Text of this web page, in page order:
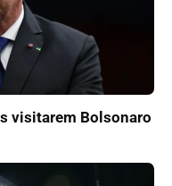
visitarem Bolsonaro